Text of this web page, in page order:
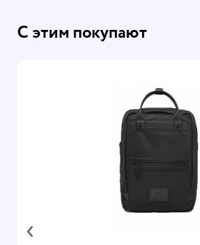
С этим покупают
‹